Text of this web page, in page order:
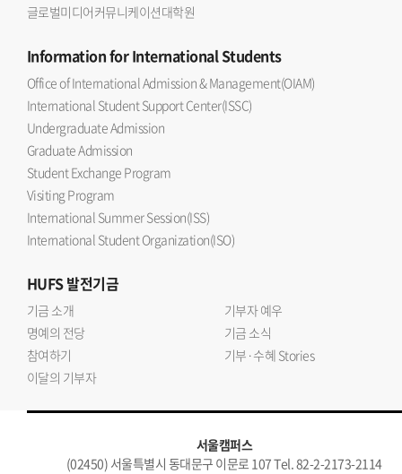
글로벌미디어커뮤니케이션대학원
Informationfor International Students
Office of International Admission & Management(OIAM)
International Student Support Center(ISSC)
Undergraduate Admission
Graduate Admission
Student Exchange Program
Visiting Program
International Summer Session(ISS)
International Student Organization(ISO)
HUFS발전기금
기금 소개
기부자 예우
명예의 전당
기금 소식
참여하기
기부·수혜 Stories
이달의 기부자
서울캠퍼스
(02450) 서울특별시 동대문구 이문로 107 Tel. 82-2-2173-2114